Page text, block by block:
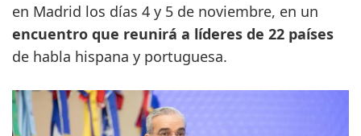
en Madrid los días 4 y 5 de noviembre, en un
encuentro que reunirá a líderes de 22 países
de habla hispana y portuguesa.